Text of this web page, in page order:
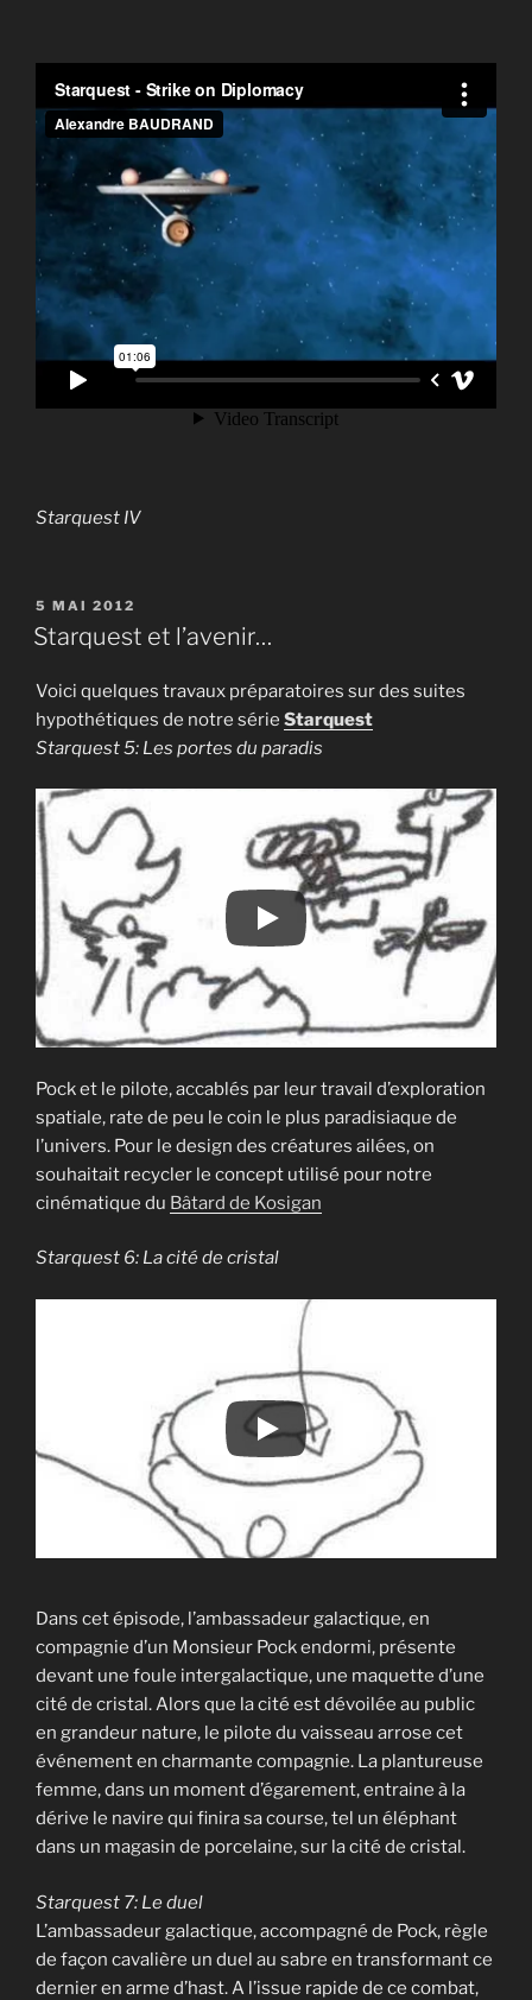
Starquest IV
PUBLIÉ
LE
5 MAI 2012
Starquest et l’avenir…
Voici quelques travaux préparatoires sur des suites
hypothétiques de notre série Starquest
Starquest 5: Les portes du paradis
Pock et le pilote, accablés par leur travail d’exploration
spatiale, rate de peu le coin le plus paradisiaque de
l’univers. Pour le design des créatures ailées, on
souhaitait recycler le concept utilisé pour notre
cinématique du Bâtard de Kosigan
Starquest 6: La cité de cristal
Dans cet épisode, l’ambassadeur galactique, en
compagnie d’un Monsieur Pock endormi, présente
devant une foule intergalactique, une maquette d’une
cité de cristal. Alors que la cité est dévoilée au public
en grandeur nature, le pilote du vaisseau arrose cet
événement en charmante compagnie. La plantureuse
femme, dans un moment d’égarement, entraine à la
dérive le navire qui finira sa course, tel un éléphant
dans un magasin de porcelaine, sur la cité de cristal.
Starquest 7: Le duel
L’ambassadeur galactique, accompagné de Pock, règle
de façon cavalière un duel au sabre en transformant ce
dernier en arme d’hast. A l’issue rapide de ce combat,